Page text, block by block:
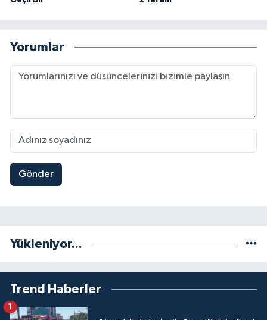
Yorumlar
Gönder
Yükleniyor...
Trend Haberler
1